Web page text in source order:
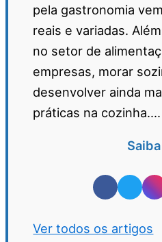
pela gastronomia
reais e variadas.
no setor de
empresas, morar
desenvolver ainda
práticas na cozinha....
Ver todos os artigos